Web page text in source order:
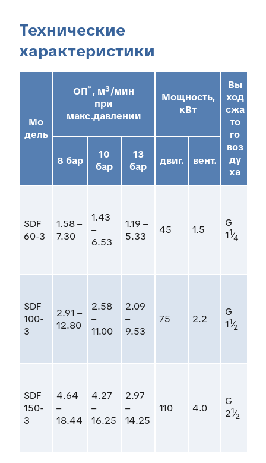
Технические
характеристики
Мо
дель
ОП*, м³/мин
при
макс.давлении
Мощность,
кВт
Вы
ход
сжа
то
го
воз
ду
ха
8 бар
10
бар
13
бар
двиг. вент.
SDF
60-3
1.58 –
7.30
1.43
–
6.53
1.19 –
5.33
45 1.5
G
11⁄4
SDF
100-
3
2.91 –
12.80
2.58
–
11.00
2.09
–
9.53
75 2.2
G
11⁄2
SDF
150-
3
4.64
–
18.44
4.27
–
16.25
2.97
–
14.25
110 4.0
G
21⁄2